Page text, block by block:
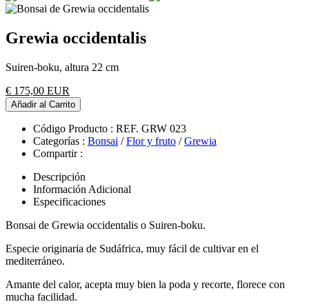
Grewia occidentalis
Suiren-boku, altura 22 cm
€ 175,00 EUR
Añadir al Carrito
Código Producto : REF. GRW 023
Categorías : Bonsai /Flor y fruto /Grewia
Compartir :
Descripción
Información Adicional
Especificaciones
Bonsai de Grewia occidentalis o Suiren-boku.
Especie originaria de Sudáfrica, muy fácil de cultivar en el
mediterráneo.
Amante del calor, acepta muy bien la poda y recorte, florece con
mucha facilidad.